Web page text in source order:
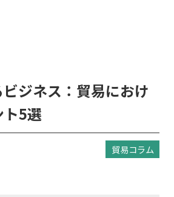
ジネス：貿易におけ
ト5選
貿易コラム